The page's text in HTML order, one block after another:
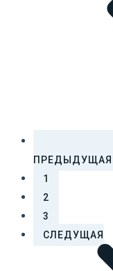
ПРЕДЫДУЩАЯ
1
2
3
СЛЕДУЩАЯ